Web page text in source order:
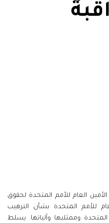
قدم مساعد الأمين العام للأمم المتحدة لحقوق
للأمم المتحدة بشأن الترهيب
وممثليها وآلياتها. يسلط